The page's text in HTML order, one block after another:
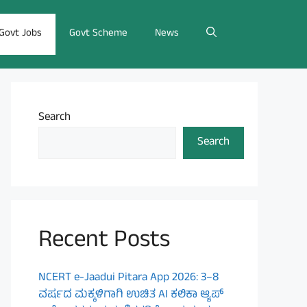
Jobs Govt Scheme News
Search
Search
Recent Posts
NCERT e-Jaadui Pitara App 2026: 3–8
ವರ್ಷದ ಮಕ್ಕಳಿಗಾಗಿ ಉಚಿತ AI ಕಲಿಕಾ ಆ್ಯಪ್